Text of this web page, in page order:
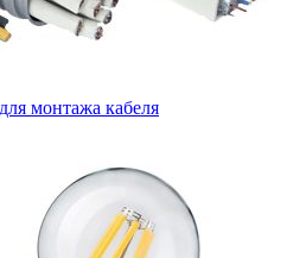
монтажа кабеля